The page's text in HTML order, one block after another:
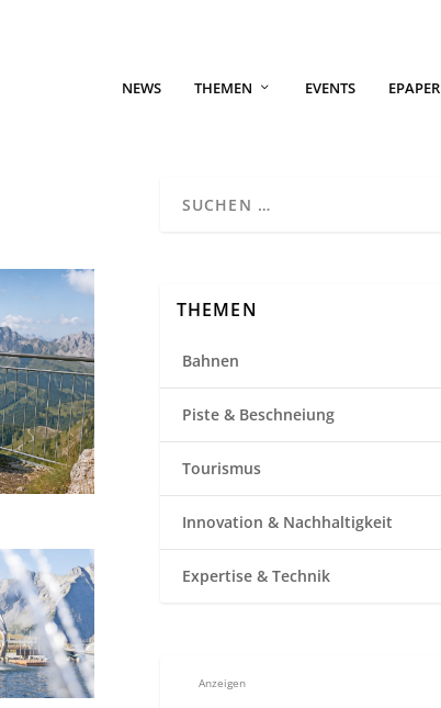
NEWS THEMEN EVENTS EPAPER
THEMEN
Bahnen
Piste & Beschneiung
Tourismus
Innovation & Nachhaltigkeit
Expertise & Technik
Anzeigen